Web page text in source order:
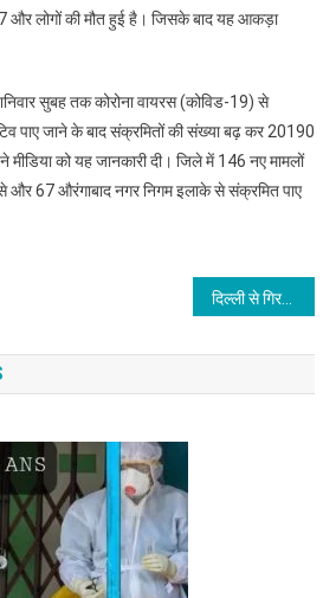
और लोगों की मौत हुई है। जिसके बाद यह आकड़ा
सुबह तक कोरोना वायरस (कोविड-19) से
पाए जाने के बाद संक्रमितों की संख्या बढ़ कर 20190
को यह जानकारी दी। जिले में 146 नए मामलों
और 67 औरंगाबाद नगर निगम इलाके से संक्रमित पाए
दिल्ली से गिरफ्तार अबू युसूफ की पत्नी और परिजन हिरासत में लिए गये